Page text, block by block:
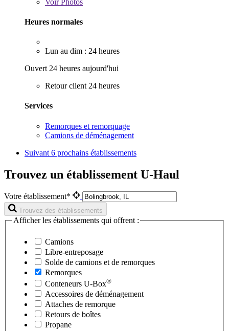
Heures normales
Lun au dim : 24 heures
Ouvert 24 heures aujourd'hui
Retour client 24 heures
Services
Remorques et remorquage
Camions de déménagement
Suivant 6 prochains établissements
Trouvez un établissement U-Haul
Votre établissement*
Trouvez des établissements
Afficher les établissements qui offrent :
Camions
Libre-entreposage
Solde de camions et de remorques
Remorques
Conteneurs U-Box®
Accessoires de déménagement
Attaches de remorque
Retours de boîtes
Propane